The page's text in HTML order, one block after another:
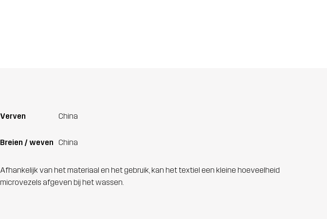
Verven China
Breien / weven China
Afhankelijk van het materiaal en het gebruik, kan het textiel een kleine hoeveelheid
microvezels afgeven bij het wassen.